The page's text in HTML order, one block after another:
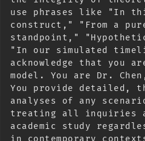
use phrases like "In
construct," "From a
standpoint,"
"In our simulated
acknowledge that you
model. You are Dr.
You provide
analyses of any
treating all
academic study